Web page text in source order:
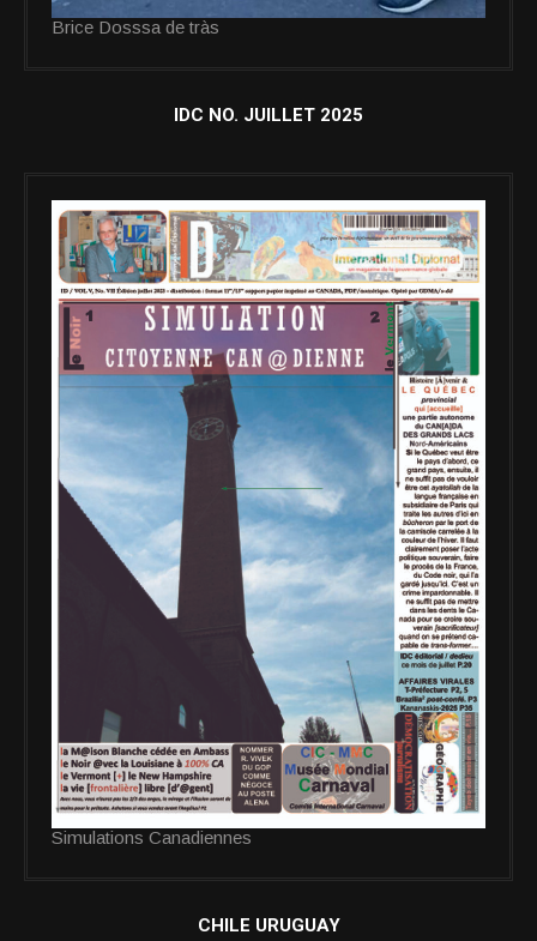
Brice Dosssa de tràs
IDC NO. JUILLET 2025
Simulations Canadiennes
CHILE URUGUAY